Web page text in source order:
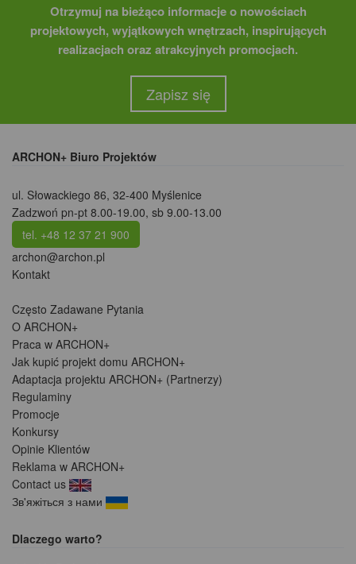
Otrzymuj na bieżąco informacje o nowościach
projektowych, wyjątkowych wnętrzach, inspirujących
realizacjach oraz atrakcyjnych promocjach.
Zapisz się
ARCHON+ Biuro Projektów
ul. Słowackiego 86, 32-400 Myślenice
Zadzwoń pn-pt 8.00-19.00, sb 9.00-13.00
tel. +48 12 37 21 900
archon@archon.pl
Kontakt
Często Zadawane Pytania
O ARCHON+
Praca w ARCHON+
Jak kupić projekt domu ARCHON+
Adaptacja projektu ARCHON+ (Partnerzy)
Regulaminy
Promocje
Konkursy
Opinie Klientów
Reklama w ARCHON+
Contact us
Зв'яжіться з нами
Dlaczego warto?